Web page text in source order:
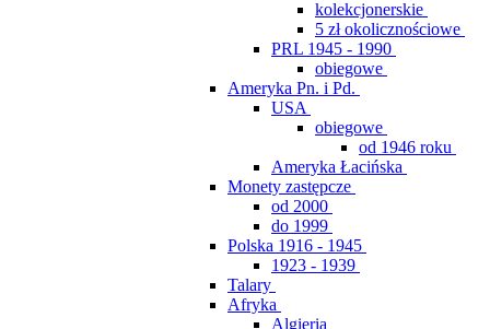
kolekcjonerskie
5 zł okolicznościowe
PRL 1945 - 1990
obiegowe
Ameryka Pn. i Pd.
USA
obiegowe
od 1946 roku
Ameryka Łacińska
Monety zastępcze
od 2000
do 1999
Polska 1916 - 1945
1923 - 1939
Talary
Afryka
Algieria